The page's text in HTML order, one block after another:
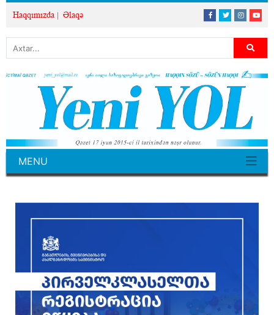
Haqqımızda Əlaqə
MENU